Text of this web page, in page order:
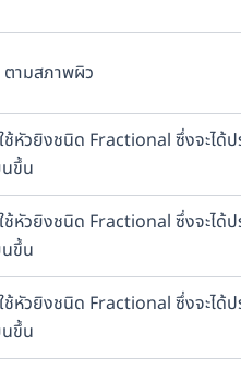
ตามสภาพผิว
หัวยิงชนิด Fractional ซึ่งจะได้ป
ขึ้น
หัวยิงชนิด Fractional ซึ่งจะได้ป
ขึ้น
หัวยิงชนิด Fractional ซึ่งจะได้ป
ขึ้น